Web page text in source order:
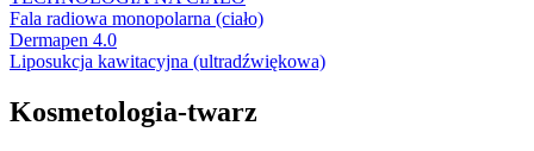
Fala radiowa monopolarna (ciało)
Dermapen 4.0
Liposukcja kawitacyjna (ultradźwiękowa)
Kosmetologia-twarz